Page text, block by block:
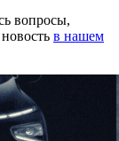
вопросы,
в нашем